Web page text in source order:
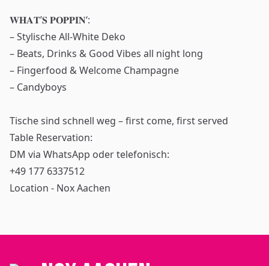
𝐖𝐇𝐀𝐓’𝐒 𝐏𝐎𝐏𝐏𝐈𝐍‘:
– Stylische All-White Deko
– Beats, Drinks & Good Vibes all night long
– Fingerfood & Welcome Champagne
– Candyboys
Tische sind schnell weg – first come, first served
Table Reservation:
DM via WhatsApp oder telefonisch:
+49 177 6337512
Location - Nox Aachen